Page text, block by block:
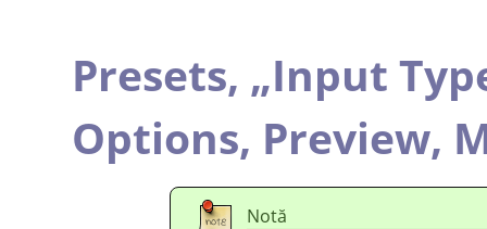
Presets, „Input
Options, Preview,
Notă